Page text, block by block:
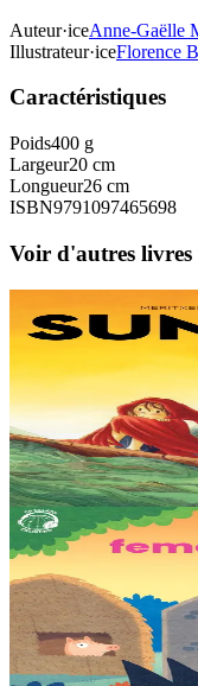
Auteur·iceAnne-Gaëlle
Illustrateur·iceFlorence
Caractéristiques
Poids400 g
Largeur20 cm
Longueur26 cm
ISBN9791097465698
Voir d'autres
TES
Sunakay
La mer est devenue une
marine. Deux soeurs
déchets. Mais un
En stock25,00 €
3 ans et plus
TES
Les trois petits
Il était une fois trois
parents. Il était temps
collection propose...